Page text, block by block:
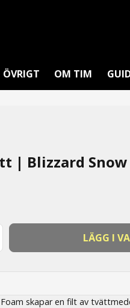
ÖVRIGT OM TIM
| Blizzard Snow
LÄGG I
skapar en filt av